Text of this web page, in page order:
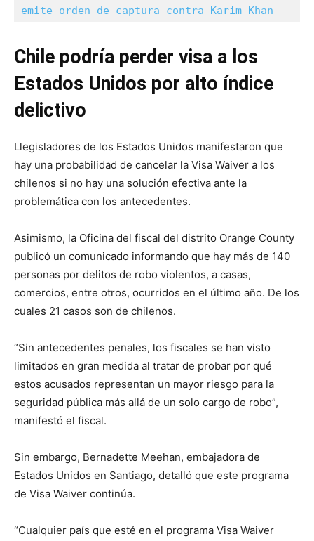
emite orden de captura contra Karim Khan
Chile podría perder visa a los
Estados Unidos por alto índice
delictivo
Llegisladores de los Estados Unidos manifestaron que
hay una probabilidad de cancelar la Visa Waiver a los
chilenos si no hay una solución efectiva ante la
problemática con los antecedentes.
Asimismo, la Oficina del fiscal del distrito Orange County
publicó un comunicado informando que hay más de 140
personas por delitos de robo violentos, a casas,
comercios, entre otros, ocurridos en el último año. De los
cuales 21 casos son de chilenos.
“Sin antecedentes penales, los fiscales se han visto
limitados en gran medida al tratar de probar por qué
estos acusados representan un mayor riesgo para la
seguridad pública más allá de un solo cargo de robo”,
manifestó el fiscal.
Sin embargo, Bernadette Meehan, embajadora de
Estados Unidos en Santiago, detalló que este programa
de Visa Waiver continúa.
“Cualquier país que esté en el programa Visa Waiver